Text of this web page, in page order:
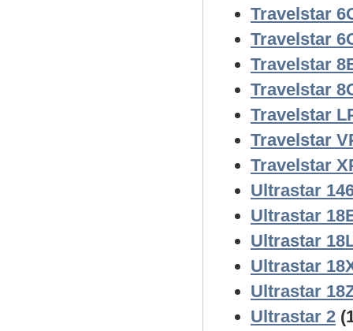
Travelstar
Travelstar
Travelstar
Travelstar
Travelstar
Travelstar
Travelstar
Ultrastar
Ultrastar
Ultrastar
Ultrastar
Ultrastar
Ultrastar 2